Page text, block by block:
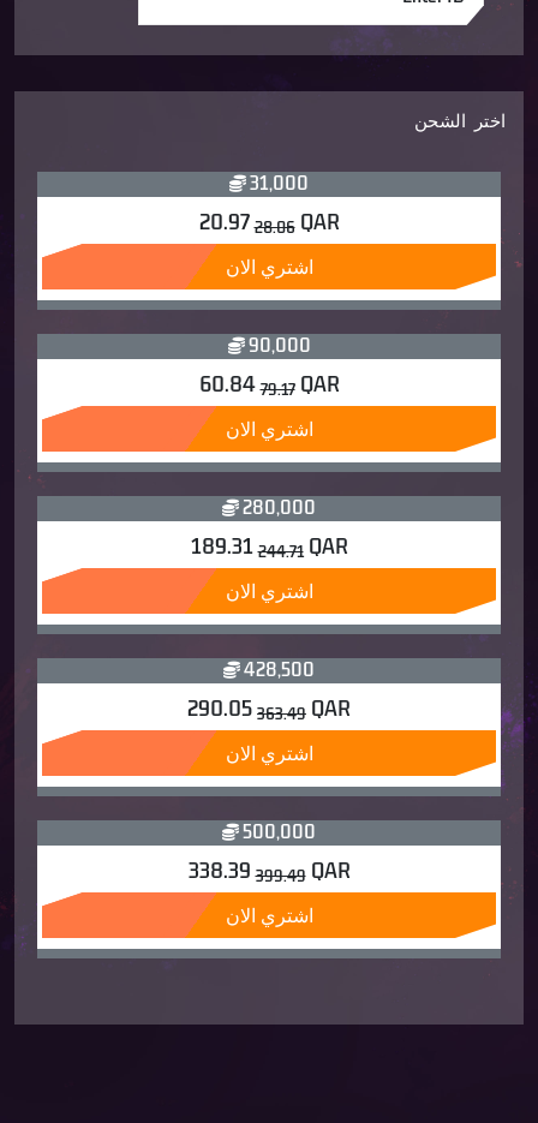
اختر الشحن
31,000
QAR
28.06
20.97
اشتري الان
90,000
QAR
79.17
60.84
اشتري الان
280,000
QAR
244.71
189.31
اشتري الان
428,500
QAR
363.49
290.05
اشتري الان
500,000
QAR
399.49
338.39
اشتري الان